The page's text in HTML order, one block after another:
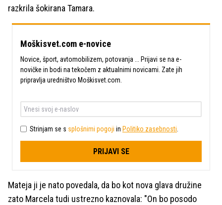
razkrila šokirana Tamara.
Moškisvet.com e-novice
Novice, šport, avtomobilizem, potovanja ... Prijavi se na e-
novičke in bodi na tekočem z aktualnimi novicami. Zate jih
pripravlja uredništvo Moškisvet.com.
Strinjam se s splošnimi pogoji in Politiko zasebnosti
PRIJAVI SE
Mateja ji je nato povedala, da bo kot nova glava družine
zato Marcela tudi ustrezno kaznovala: "On bo posodo